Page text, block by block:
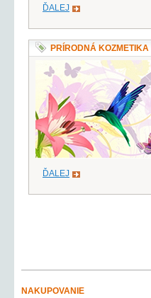
ĎALEJ
PRÍRODNÁ KOZMETIKA
ĎALEJ
NAKUPOVANIE